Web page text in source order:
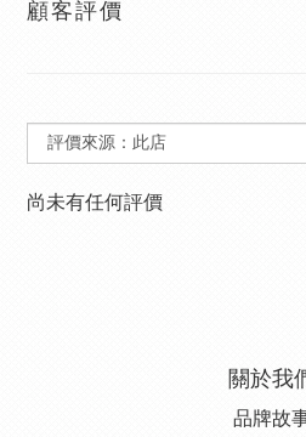
顧客評價
尚未有任何評價
關於我
品牌故